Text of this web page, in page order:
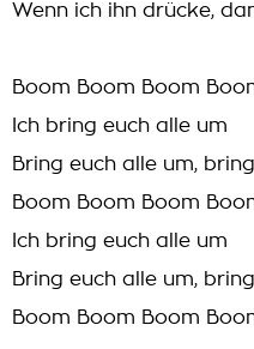
Wenn ich ihn drücke,
Boom Boom Boom
Ich bring euch alle um
Bring euch alle um,
Boom Boom Boom
Ich bring euch alle um
Bring euch alle um,
Boom Boom Boom